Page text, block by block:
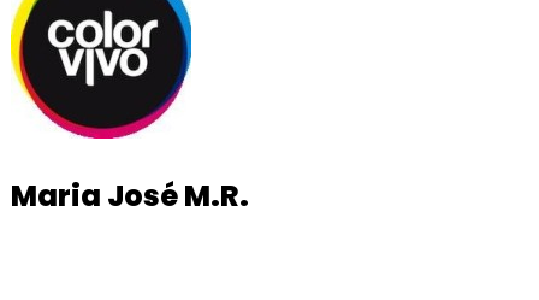
Maria José M.R.